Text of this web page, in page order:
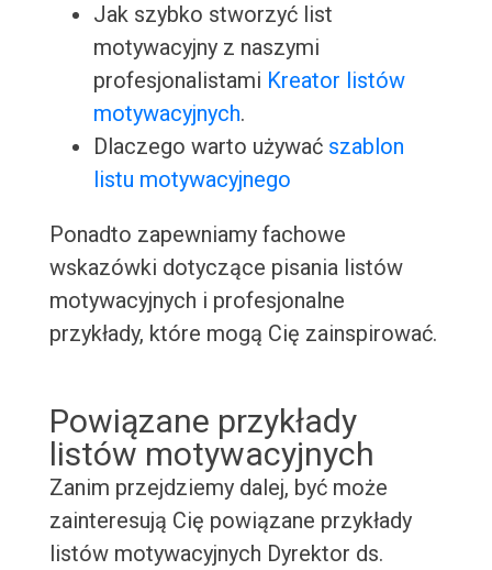
Jak szybko stworzyć list
motywacyjny z naszymi
profesjonalistami Kreator listów
motywacyjnych.
Dlaczego warto używać szablon
listu motywacyjnego
Ponadto zapewniamy fachowe
wskazówki dotyczące pisania listów
motywacyjnych i profesjonalne
przykłady, które mogą Cię zainspirować.
Powiązane przykłady
listów motywacyjnych
Zanim przejdziemy dalej, być może
zainteresują Cię powiązane przykłady
listów motywacyjnych Dyrektor ds.